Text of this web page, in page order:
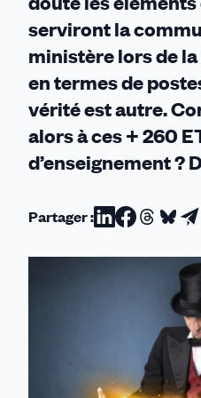
serviront la
ministère lors de
en termes de
vérité est autre.
alors à ces+ 260
d’enseignement ?
Partager :Partager
sur
Partager
sur
Facebook
Partager
sur
Threads
sur